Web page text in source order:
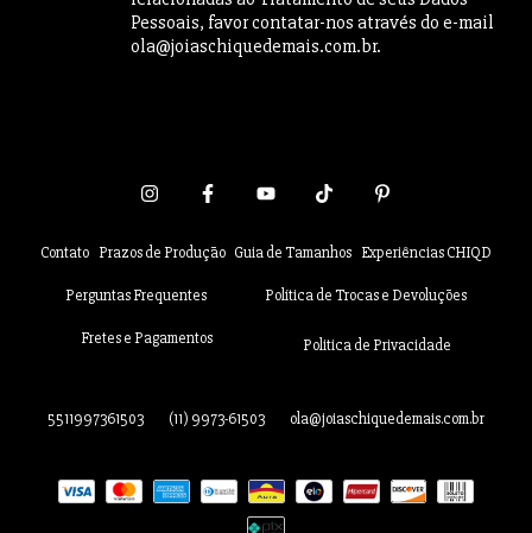
Pessoais, favor contatar-nos através do e-mail
ola@joiaschiquedemais.com.br.
Contato Prazos de Produção Guia de Tamanhos Experiências CHIQD
Perguntas Frequentes Política de Trocas e Devoluções
Fretes e Pagamentos Politica de Privacidade
5511997361503 (11) 9973-61503 ola@joiaschiquedemais.com.br